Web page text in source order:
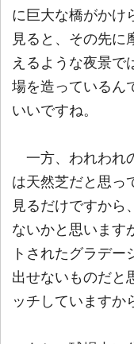
に巨大な橋がかけ
見ると、その先に
えるような夜景で
場を造っているん
いいですね。
一方、われわれ
は天然芝だと思っ
見るだけですから
ないかと思います
トされたグラデ
出せないものだと
ッチしていますか